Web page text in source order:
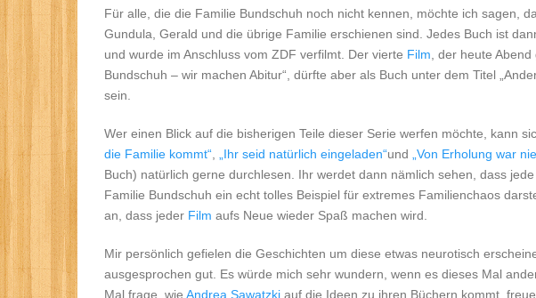
Für alle, die die Familie Bundschuh noch nicht kennen, möchte ich sagen,
Gundula, Gerald und die übrige Familie erschienen sind. Jedes Buch ist
und wurde im Anschluss vom ZDF verfilmt. Der vierte Film , der heute
Bundschuh – wir machen Abitur“, dürfte aber als Buch unter dem Titel
sein.
Wer einen Blick auf die bisherigen Teile dieser Serie werfen möchte, kann
die Familie kommt“
„Ihr seid natürlich eingeladen“und „Von Erholung war
Buch) natürlich gerne durchlesen. Ihr werdet dann nämlich sehen, dass
Familie Bundschuh ein echt tolles Beispiel für extremes Familienchaos
an, dass jeder Film aufs Neue wieder Spaß machen wird.
Mir persönlich gefielen die Geschichten um diese etwas neurotisch
ausgesprochen gut. Es würde mich sehr wundern, wenn es dieses Mal
Mal frage, wie Andrea Sawatzki auf die Ideen zu ihren Büchern kommt,